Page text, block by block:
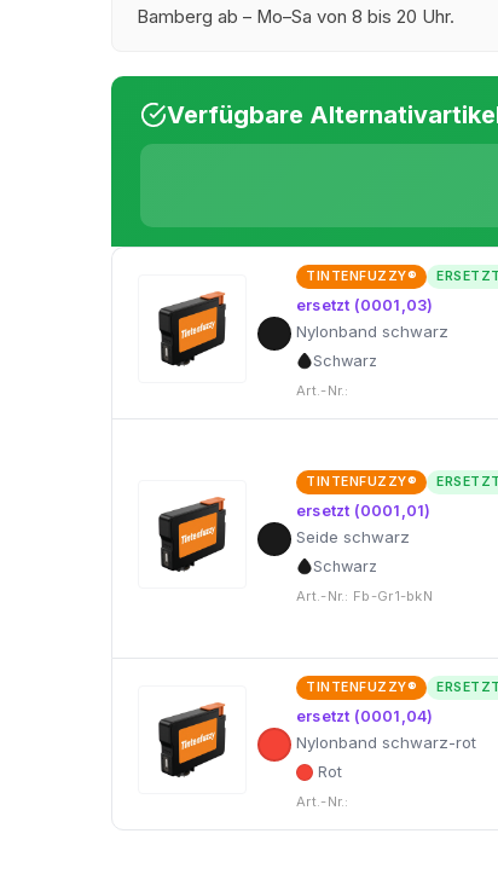
Bamberg ab – Mo–Sa von 8 bis 20 Uhr.
Verfügbare
TINTENFUZZY®
ersetzt (0001,03)
Nylonband schwarz
Schwarz
Art.-Nr.:
TINTENFUZZY®
ersetzt (0001,01)
Seide schwarz
Schwarz
Art.-Nr.: Fb-Gr1-bkN
TINTENFUZZY®
ersetzt (0001,04)
Nylonband schwarz-rot
Rot
Art.-Nr.: